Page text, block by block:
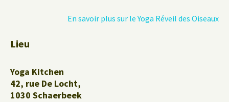
En savoir plus sur le Yoga Réveil des Oiseaux
Lieu
Yoga Kitchen
42, rue De Locht,
1030 Schaerbeek